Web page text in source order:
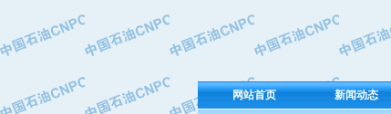
网站首页 新闻动态
·盘锦辽河油田天意石油装备有限公司
·中国石油天然气管道局穿越公司
·沧州市电气控制设备厂
·中船重工中南装备有限责任公司